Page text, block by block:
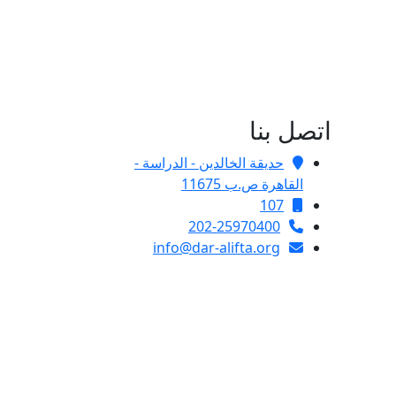
اتصل بنا
حديقة الخالدين - الدراسة -
القاهرة ص.ب 11675
107
202-25970400
info@dar-alifta.org